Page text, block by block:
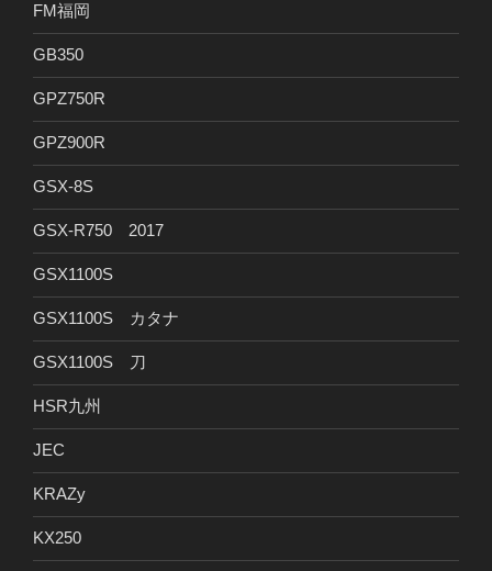
FM福岡
GB350
GPZ750R
GPZ900R
GSX-8S
GSX-R750 2017
GSX1100S
GSX1100S カタナ
GSX1100S 刀
HSR九州
JEC
KRAZy
KX250